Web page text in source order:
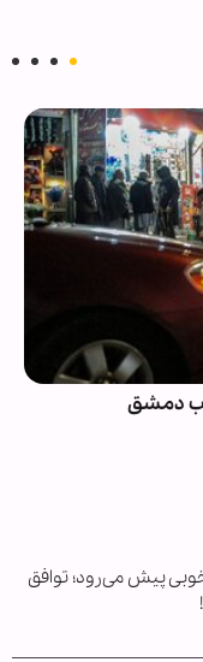
دمشق
پیش می‌رود؛ توافق